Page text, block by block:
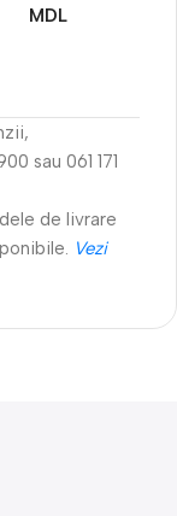
MDL
sau 061 171
de livrare
Vezi